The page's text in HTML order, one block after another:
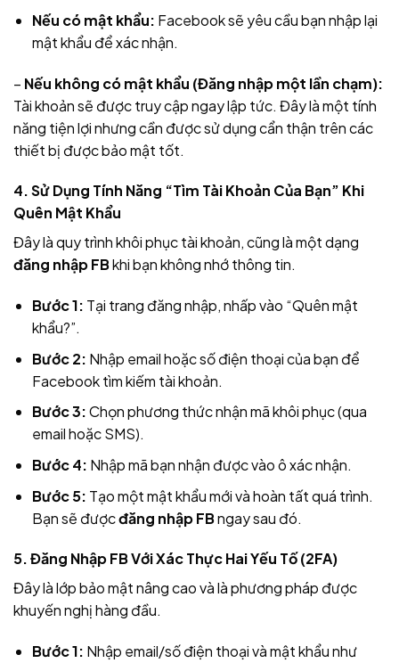
Nếu có mật khẩu: Facebook sẽ yêu cầu bạn nhập lại
mật khẩu để xác nhận.
– Nếu không có mật khẩu (Đăng nhập một lần chạm):
Tài khoản sẽ được truy cập ngay lập tức. Đây là một tính
năng tiện lợi nhưng cần được sử dụng cẩn thận trên các
thiết bị được bảo mật tốt.
4. Sử Dụng Tính Năng “Tìm Tài Khoản Của Bạn” Khi
Quên Mật Khẩu
Đây là quy trình khôi phục tài khoản, cũng là một dạng
đăng nhập FBkhi bạn không nhớ thông tin.
Bước 1: Tại trang đăng nhập, nhấp vào “Quên mật
khẩu?”.
Bước 2: Nhập email hoặc số điện thoại của bạn để
Facebook tìm kiếm tài khoản.
Bước 3:Chọn phương thức nhận mã khôi phục (qua
email hoặc SMS).
Bước 4: Nhập mã bạn nhận được vào ô xác nhận.
Bước 5: Tạo một mật khẩu mới và hoàn tất quá trình.
Bạn sẽ đượcđăng nhập FBngay sau đó.
5. Đăng Nhập FB Với Xác Thực Hai Yếu Tố (2FA)
Đây là lớp bảo mật nâng cao và là phương pháp được
khuyến nghị hàng đầu.
Bước 1: Nhập email/số điện thoại và mật khẩu như